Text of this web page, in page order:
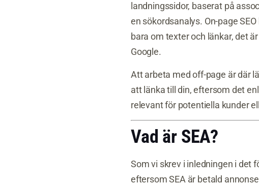
landningssidor, baserat på
en sökordsanalys. On-page
bara om texter och länkar, det
Google.
Att arbeta med off-page är där
att länka till din, eftersom det
relevant för potentiella kunder
Vad är SEA?
Som vi skrev i inledningen i det
eftersom SEA är betald